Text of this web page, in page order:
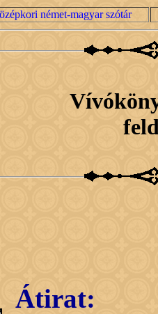
német-magyar szótár
Átirat: